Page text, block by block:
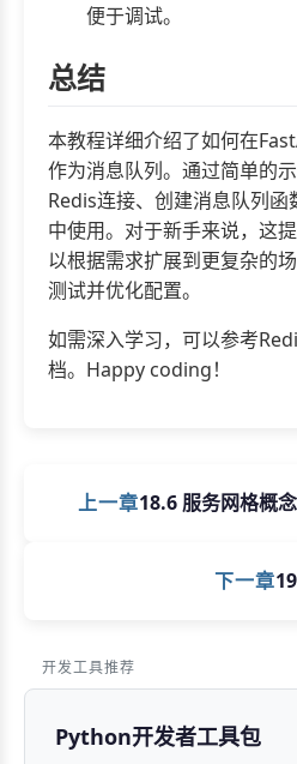
便于调试。
总结
本教程详细介绍了如何在
作为消息队列。通过简单的
Redis连接、创建消息队列函
中使用。对于新手来说，这
以根据需求扩展到更复杂的
测试并优化配置。
如需深入学习，可以参考
档。Happy coding！
上一章18.6 服务网格概念
下一章
开发工具推荐
Python开发者工具包